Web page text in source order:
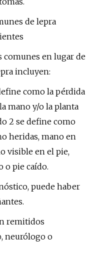
de lepra
comunes en lugar de
incluyen:
como la pérdida
mano y/o la planta
2 se define como
heridas, mano en
visible en el pie,
o pie caído.
puede haber
remitidos
neurólogo o